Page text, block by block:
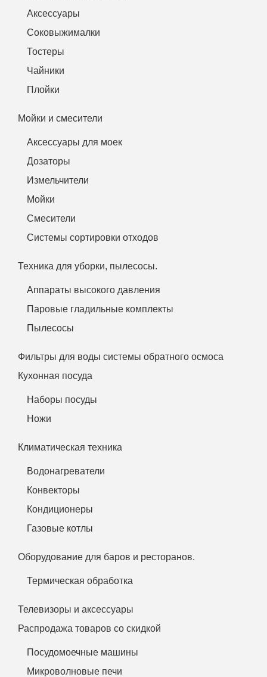
Аксессуары
Соковыжималки
Тостеры
Чайники
Плойки
Мойки и смесители
Аксессуары для моек
Дозаторы
Измельчители
Мойки
Смесители
Системы сортировки отходов
Техника для уборки, пылесосы.
Аппараты высокого давления
Паровые гладильные комплекты
Пылесосы
Фильтры для воды системы обратного осмоса
Кухонная посуда
Наборы посуды
Ножи
Климатическая техника
Водонагреватели
Конвекторы
Кондиционеры
Газовые котлы
Оборудование для баров и ресторанов.
Термическая обработка
Телевизоры и аксессуары
Распродажа товаров со скидкой
Посудомоечные машины
Микроволновые печи